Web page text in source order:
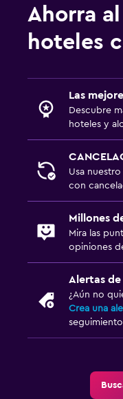
Ahorra
hoteles
Las
Descubre
hoteles y
Usa
con
Millones
Mira las
opiniones
Alertas
¿Aún no
Crea una